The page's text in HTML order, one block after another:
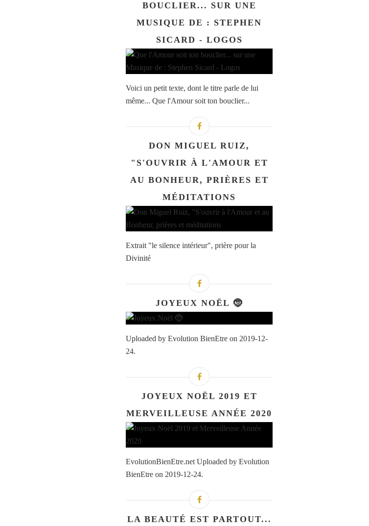
BOUCLIER... SUR UNE
MUSIQUE DE : STEPHEN
SICARD - LOGOS
Voici un petit texte, dont le titre parle de lui
même... Que l'Amour soit ton bouclier...
DON MIGUEL RUIZ,
"S'OUVRIR À L'AMOUR ET
AU BONHEUR, PRIÈRES ET
MÉDITATIONS
Extrait "le silence intérieur", prière pour la
Divinité
JOYEUX NOËL 🤶
Uploaded by Evolution BienEtre on 2019-12-
24.
JOYEUX NOËL 2019 ET
MERVEILLEUSE ANNÉE 2020
EvolutionBienEtre.net Uploaded by Evolution
BienEtre on 2019-12-24.
LA BEAUTÉ EST PARTOUT...